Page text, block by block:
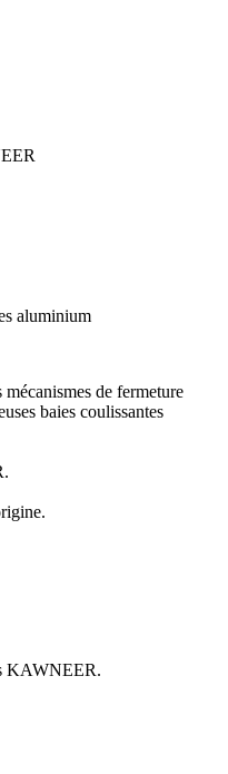
aluminium
de fermeture
baies coulissantes
KAWNEER.